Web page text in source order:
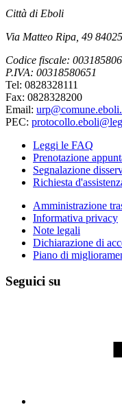
Città di Eboli
Via Matteo Ripa, 49
Codice fiscale:
P.IVA: 00318580651
Tel: 0828328111
Fax: 0828328200
Email:
PEC:
Leggi le FAQ
Prenotazione
Segnalazione
Richiesta
Amministrazione
Informativa privacy
Note legali
Dichiarazione di
Piano di
Seguici su